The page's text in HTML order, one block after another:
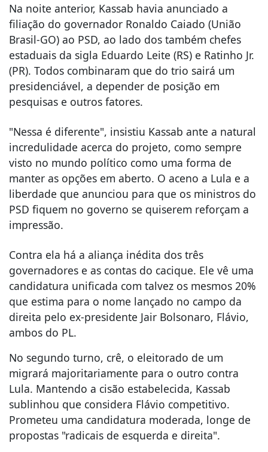
Na noite anterior, Kassab havia anunciado a
filiação do governador Ronaldo Caiado (União
Brasil-GO) ao PSD, ao lado dos também chefes
estaduais da sigla Eduardo Leite (RS) e Ratinho Jr.
(PR). Todos combinaram que do trio sairá um
presidenciável, a depender de posição em
pesquisas e outros fatores.
"Nessa é diferente", insistiu Kassab ante a natural
incredulidade acerca do projeto, como sempre
visto no mundo político como uma forma de
manter as opções em aberto. O aceno a Lula e a
liberdade que anunciou para que os ministros do
PSD fiquem no governo se quiserem reforçam a
impressão.
Contra ela há a aliança inédita dos três
governadores e as contas do cacique. Ele vê uma
candidatura unificada com talvez os mesmos 20%
que estima para o nome lançado no campo da
direita pelo ex-presidente Jair Bolsonaro, Flávio,
ambos do PL.
No segundo turno, crê, o eleitorado de um
migrará majoritariamente para o outro contra
Lula. Mantendo a cisão estabelecida, Kassab
sublinhou que considera Flávio competitivo.
Prometeu uma candidatura moderada, longe de
propostas "radicais de esquerda e direita".